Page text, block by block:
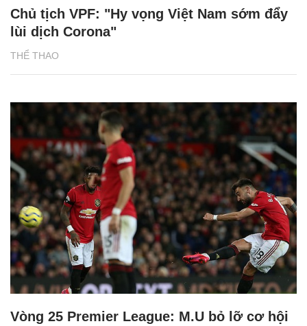
THỂ THAO
Chủ tịch VPF: "Hy vọng Việt Nam sớm đẩy
lùi dịch Corona"
Vòng 25 Premier League: M.U bỏ lỡ cơ hội